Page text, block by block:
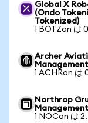
Global X
(Ondo
Tokenized)
1 BOTZon は
Archer
1 ACHRon は
Northrop
1 NOCon は